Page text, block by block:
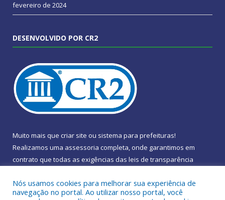
fevereiro de 2024
DESENVOLVIDO POR CR2
Muito mais que criar site ou sistema para prefeituras!
Realizamos uma assessoria completa, onde garantimos em
contrato que todas as exigências das leis de transparência
Conheça oPNTPe oRadar da Transparência Pública
Nós usamos cookies para melhorar sua experiência de
navegação no portal. Ao utilizar nosso portal, você